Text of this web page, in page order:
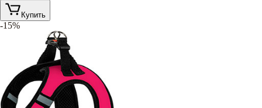
Купить
-15%